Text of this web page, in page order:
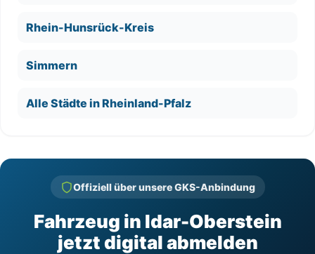
Rhein-Hunsrück-Kreis
Simmern
Alle Städte in Rheinland-Pfalz
Offiziell über unsere GKS-Anbindung
Fahrzeug in Idar-Oberstein
jetzt digital abmelden